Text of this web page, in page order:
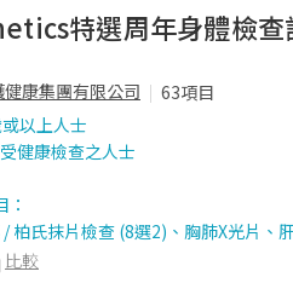
特選周年身體檢查
康集團有限公司
63項目
以上人士
健康檢查之人士
柏氏抹片檢查 (8選2)、胸肺X光片、
比較